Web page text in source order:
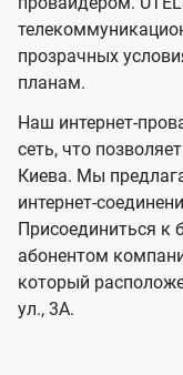
s
д
е
н
и
я
прозрачных
планам.
Наш интернет-
сеть, что
Киева. Мы
интернет-
Присоединиться к
абонентом
который
ул., 3А.